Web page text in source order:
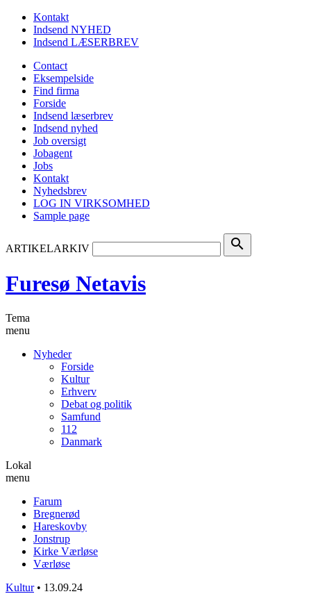
Kontakt
Indsend NYHED
Indsend LÆSERBREV
Contact
Eksempelside
Find firma
Forside
Indsend læserbrev
Indsend nyhed
Job oversigt
Jobagent
Jobs
Kontakt
Nyhedsbrev
LOG IN VIRKSOMHED
Sample page
ARTIKELARKIV search
Furesø Netavis
Tema
menu
Nyheder
Forside
Kultur
Erhverv
Debat og politik
Samfund
112
Danmark
Lokal
menu
Farum
Bregnerød
Hareskovby
Jonstrup
Kirke Værløse
Værløse
Kultur • 13.09.24